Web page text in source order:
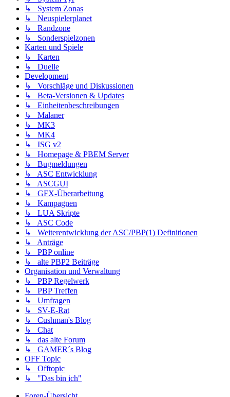
↳ System Zonas
↳ Neuspielerplanet
↳ Randzone
↳ Sonderspielzonen
Karten und Spiele
↳ Karten
↳ Duelle
Development
↳ Vorschläge und Diskussionen
↳ Beta-Versionen & Updates
↳ Einheitenbeschreibungen
↳ Malaner
↳ MK3
↳ MK4
↳ ISG v2
↳ Homepage & PBEM Server
↳ Bugmeldungen
↳ ASC Entwicklung
↳ ASCGUI
↳ GFX-Überarbeitung
↳ Kampagnen
↳ LUA Skripte
↳ ASC Code
↳ Weiterentwicklung der ASC/PBP(1) Definitionen
↳ Anträge
↳ PBP online
↳ alte PBP2 Beiträge
Organisation und Verwaltung
↳ PBP Regelwerk
↳ PBP Treffen
↳ Umfragen
↳ SV-E-Rat
↳ Cushman's Blog
↳ Chat
↳ das alte Forum
↳ GAMER´s Blog
OFF Topic
↳ Offtopic
↳ "Das bin ich"